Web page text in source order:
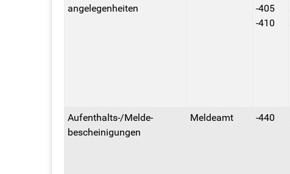
angelegenheiten
-405
-410
Aufenthalts-/Melde-
bescheinigungen
Meldeamt -440